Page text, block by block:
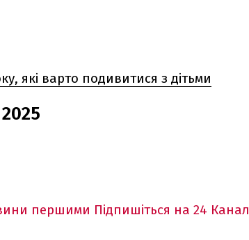
які варто подивитися з дітьми
першими Підпишіться на 24 Канал